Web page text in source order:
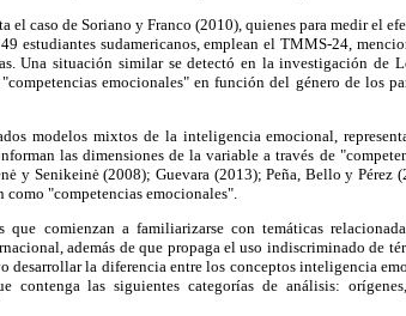
caso de Soriano y Franco (2010), quienes para medir el
estudiantes sudamericanos, emplean el TMMS-24,
Una situación similar se detectó en la investigación de
emocionales" en función del género de los
modelos mixtos de la inteligencia emocional,
las dimensiones de la variable a través de
y Senikeinė (2008); Guevara (2013); Peña, Bello y Pérez
como "competencias emocionales".
comienzan a familiarizarse con temáticas
además de que propaga el uso indiscriminado de
desarrollar la diferencia entre los conceptos inteligencia
contenga las siguientes categorías de análisis: